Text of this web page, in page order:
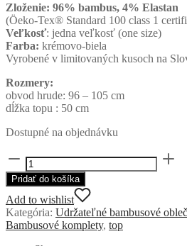
Zloženie: 96% bambus, 4% Elastan
(Öeko-Tex® Standard 100 class 1
Veľkosť: jedna veľkosť (one size)
Farba: krémovo-biela
Vyrobené v limitovaných kusoch na
Rozmery:
obvod hrude: 96 – 105 cm
dĺžka topu : 50 cm
Dostupné na objednávku
množstvo
Bambusové
tričko/top
Vanilla
od
Moonlou
Pridať do košíka
Add to wishlist
Kategória: Udržateľné bambusové
Bambusové komplety, top